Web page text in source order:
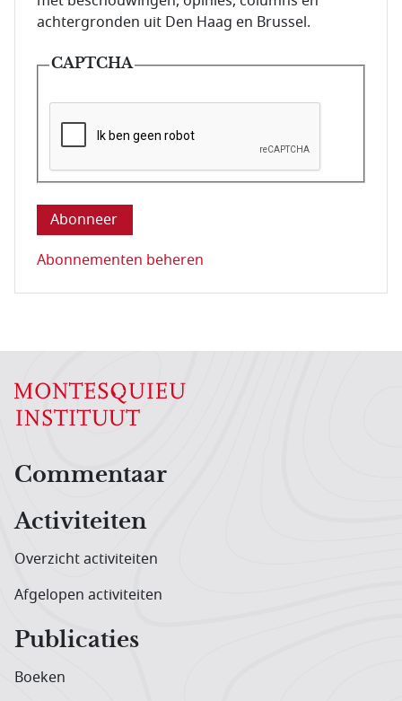
achtergronden uit Den Haag en Brussel.
CAPTCHA
Deze vraag is om te controleren dat u een mens
Abonnementen beheren
Hoofdnavigatiemenu
Commentaar
Activiteiten
Overzicht activiteiten
Afgelopen activiteiten
Publicaties
Boeken